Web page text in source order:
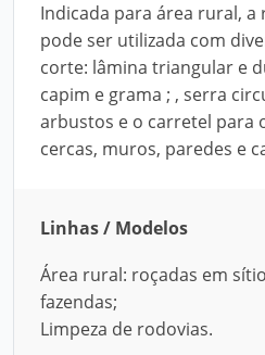
Indicada para área rural, a
pode ser utilizada com
corte: lâmina triangular e
capim e grama ; , serra
arbustos e o carretel para
cercas, muros, paredes e
Linhas / Modelos
Área rural: roçadas em
fazendas;
Limpeza de rodovias.